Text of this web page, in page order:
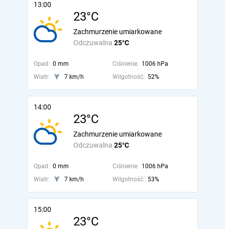
13:00
23°C
Odczuwalna 25°C
Zachmurzenie umiarkowane
Opad: 0 mm Ciśnienie: 1006 hPa
Wiatr:
7 km/h Wilgotność: 52%
14:00
23°C
Odczuwalna 25°C
Zachmurzenie umiarkowane
Opad: 0 mm Ciśnienie: 1006 hPa
Wiatr:
7 km/h Wilgotność: 53%
15:00
23°C